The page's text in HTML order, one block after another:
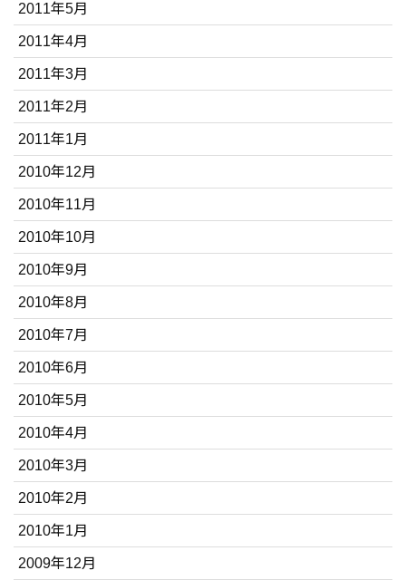
2011年5月
2011年4月
2011年3月
2011年2月
2011年1月
2010年12月
2010年11月
2010年10月
2010年9月
2010年8月
2010年7月
2010年6月
2010年5月
2010年4月
2010年3月
2010年2月
2010年1月
2009年12月